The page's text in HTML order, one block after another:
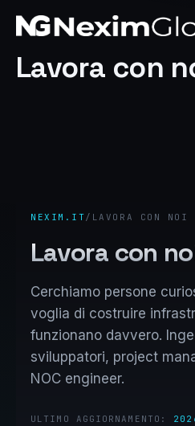
Lavora con
NEXIM.IT / LAVORA CON NOI
Lavora con
Cerchiamo persone
voglia di costruire
funzionano davvero.
sviluppatori, project
NOC engineer.
ULTIMO AGGIORNAMENTO: